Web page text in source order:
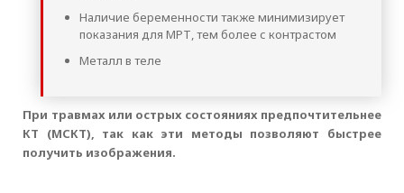
Наличие беременности также минимизирует
показания для МРТ, тем более с контрастом
Металл в теле
При травмах или острых состояниях предпочтительнее
КТ (МСКТ), так как эти методы позволяют быстрее
получить изображения.